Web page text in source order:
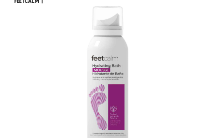
EQUIPAMENTOS
ALUGUERES
COSMÉTICA
MOBILIÁRIO
SPA
CONSUMÍVEIS
ÁREA MÉDICA
OUTLET
CAMPANHAS
NOTÍCIAS & EVENTOS
ASSISTÊNCIA TÉCNICA